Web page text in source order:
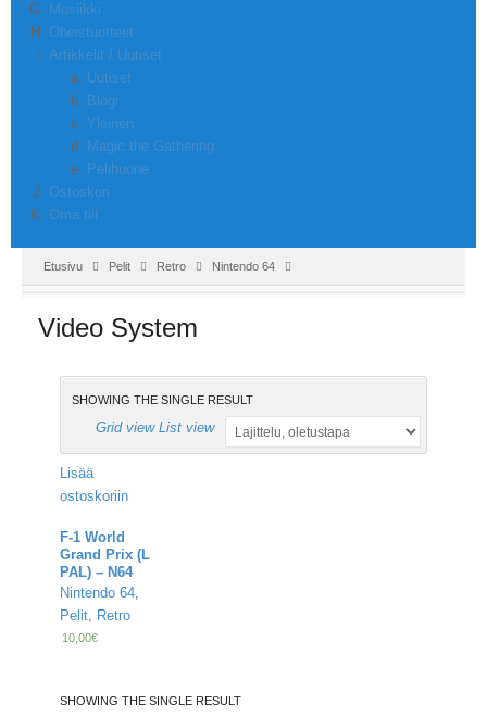
Musiikki
Oheistuotteet
Artikkelit / Uutiset
Uutiset
Blogi
Yleinen
Magic the Gathering
Pelihuone
Ostoskori
Oma tili
Etusivu Pelit Retro Nintendo 64
Video System
SHOWING THE SINGLE RESULT
Grid view List view
Lisää
ostoskoriin
F-1 World
Grand Prix (L
PAL) – N64
Nintendo 64
Pelit Retro
10,00€
SHOWING THE SINGLE RESULT